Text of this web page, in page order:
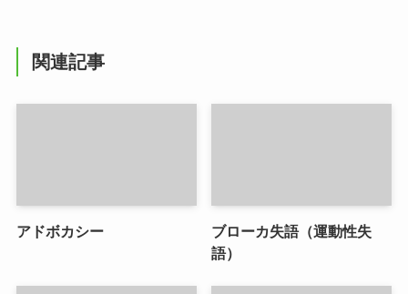
関連記事
アドボカシー
ブローカ失語（運動性失
語）